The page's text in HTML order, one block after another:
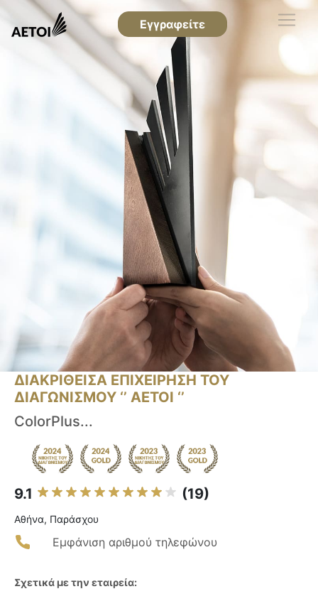
Εγγραφείτε
ΔΙΑΚΡΙΘΕΙΣΑ ΕΠΙΧΕΙΡΗΣΗ ΤΟΥ
ΔΙΑΓΩΝΙΣΜΟΥ ‘’ ΑΕΤΟΙ ‘’
ColorPlus...
9.1 (19)
Αθήνα, Παράσχου
Εμφάνιση αριθμού τηλεφώνου
Σχετικά με την εταιρεία: